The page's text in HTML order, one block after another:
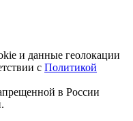
и данные геолокации
с Политикой
в России